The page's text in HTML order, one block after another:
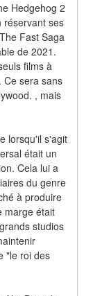
Hedgehog 2
réservant ses
Fast Saga
de 2021.
films à
Ce sera sans
, mais
lorsqu'il s'agit
était un
Cela lui a
du genre
à produire
marge était
studios
"le roi des